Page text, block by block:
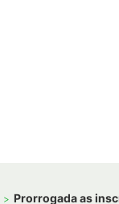
Prorrogada as